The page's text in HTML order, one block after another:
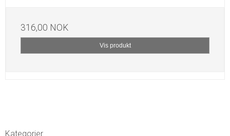
316,00 NOK
Vis produkt
Kategorier